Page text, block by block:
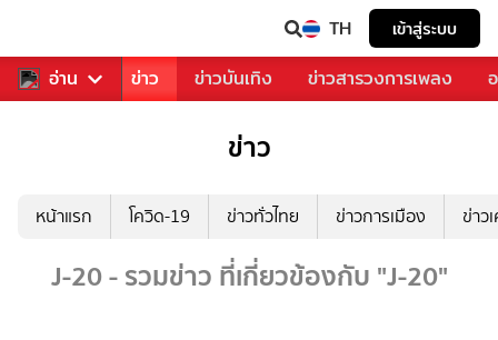
TH เข้าสู่ระบบ
อ่าน
คุณ กีฬา ข่าว ข่าวบันเทิง ข่าวสารวงการเพลง
ข่าว
หน้าแรก โควิด-19 ข่าวทั่วไทย ข่าวการเมือง ข่าว
J-20 - รวมข่าว ที่เกี่ยวข้องกับ "J-20"